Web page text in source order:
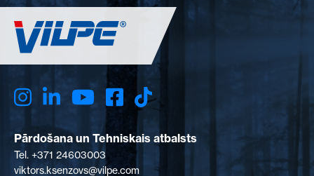
Pārdošana un Tehniskais atbalsts
Tel. +371 24603003
viktors.ksenzovs@vilpe.com